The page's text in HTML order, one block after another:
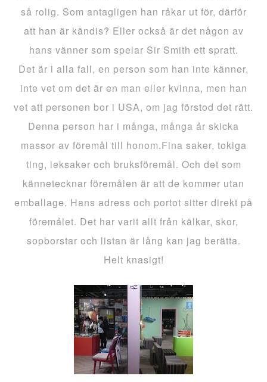
så rolig. Som antagligen han råkar ut för, därför
att han är kändis? Eller också är det någon av
hans vänner som spelar Sir Smith ett spratt.
Det är i alla fall, en person som han inte känner,
inte vet om det är en man eller kvinna, men han
vet att personen bor i USA, om jag förstod det rätt.
Denna person har i många, många år skicka
massor av föremål till honom.Fina saker, tokiga
ting, leksaker och bruksföremål. Och det som
kännetecknar föremålen är att de kommer utan
emballage. Hans adress och portot sitter direkt på
föremålet. Det har varit allt från kälkar, skor,
sopborstar och listan är lång kan jag berätta.
Helt knasigt!